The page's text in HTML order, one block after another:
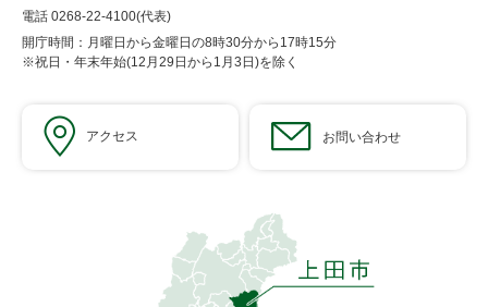
電話 0268-22-4100(代表)
開庁時間：月曜日から金曜日の8時30分から17時15分
※祝日・年末年始(12月29日から1月3日)を除く
アクセス お問い合わせ